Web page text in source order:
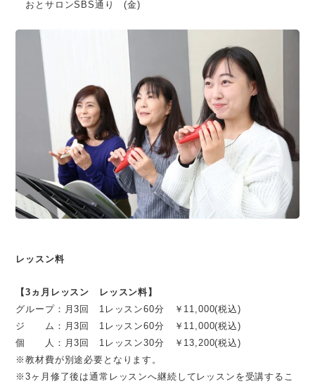
おとサロンSBS通り (金)
レッスン料
【3ヵ月レッスン レッスン料】
グループ：月3回 1レッスン60分 ￥11,000(税込)
ジ ム：月3回 1レッスン60分 ￥11,000(税込)
個 人：月3回 1レッスン30分 ￥13,200(税込)
※教材費が別途必要となります。
※3ヶ月修了後は通常レッスンへ継続してレッスンを受講するこ